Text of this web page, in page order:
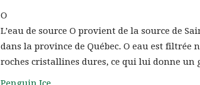
O
L’eau de source O provient de la source de
dans la province de Québec. O eau est
roches cristallines dures, ce qui lui donne un